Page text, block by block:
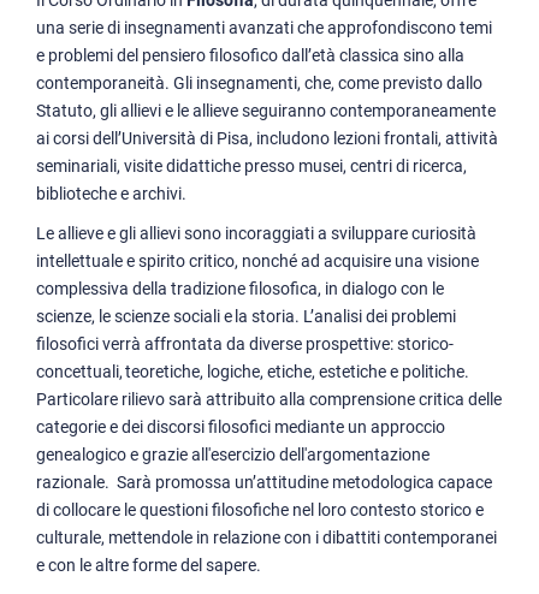
una serie di insegnamenti avanzati che approfondiscono temi
e problemi del pensiero filosofico dall’età classica sino alla
contemporaneità. Gli insegnamenti, che, come previsto dallo
Statuto, gli allievi e le allieve seguiranno contemporaneamente
ai corsi dell’Università di Pisa, includono lezioni frontali, attività
seminariali, visite didattiche presso musei, centri di ricerca,
biblioteche e archivi.
Le allieve e gli allievi sono incoraggiati a sviluppare curiosità
intellettuale e spirito critico, nonché ad acquisire una visione
complessiva della tradizione filosofica, in dialogo con le
scienze, le scienze sociali e la storia. L’analisi dei problemi
filosofici verrà affrontata da diverse prospettive: storico-
concettuali, teoretiche, logiche, etiche, estetiche e politiche.
Particolare rilievo sarà attribuito alla comprensione critica delle
categorie e dei discorsi filosofici mediante un approccio
genealogico e grazie all'esercizio dell'argomentazione
razionale. Sarà promossa un’attitudine metodologica capace
di collocare le questioni filosofiche nel loro contesto storico e
culturale, mettendole in relazione con i dibattiti contemporanei
e con le altre forme del sapere.